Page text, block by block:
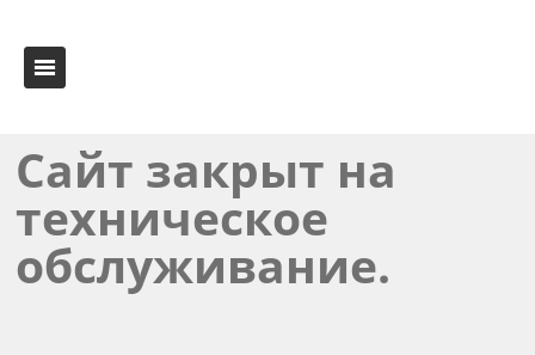
Сайт закрыт на
техническое
обслуживание.